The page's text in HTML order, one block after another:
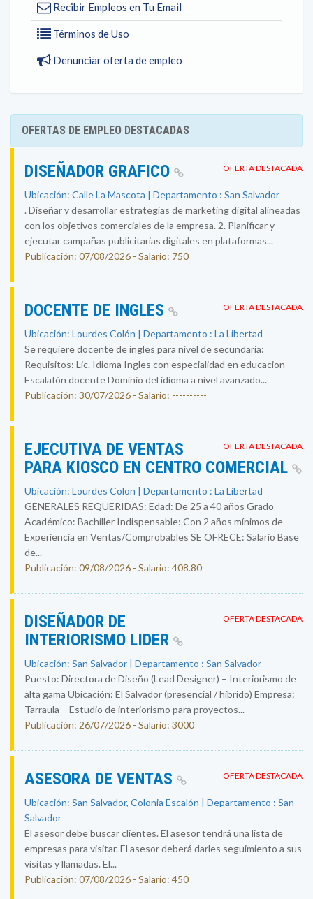
Recibir Empleos en Tu Email
Términos de Uso
Denunciar oferta de empleo
OFERTAS DE EMPLEO DESTACADAS
OFERTA DESTACADA
DISEÑADOR GRAFICO
Ubicación: Calle La Mascota | Departamento : San Salvador
. Diseñar y desarrollar estrategias de marketing digital alineadas
con los objetivos comerciales de la empresa. 2. Planificar y
ejecutar campañas publicitarias digitales en plataformas...
Publicación: 07/08/2026 - Salario: 750
OFERTA DESTACADA
DOCENTE DE INGLES
Ubicación: Lourdes Colón | Departamento : La Libertad
Se requiere docente de ingles para nivel de secundaria:
Requisitos: Lic. Idioma Ingles con especialidad en educacion
Escalafón docente Dominio del idioma a nivel avanzado...
Publicación: 30/07/2026 - Salario: ----------
OFERTA DESTACADA
EJECUTIVA DE VENTAS
PARA KIOSCO EN CENTRO COMERCIAL
Ubicación: Lourdes Colon | Departamento : La Libertad
GENERALES REQUERIDAS: Edad: De 25 a 40 años Grado
Académico: Bachiller Indispensable: Con 2 años mínimos de
Experiencia en Ventas/Comprobables SE OFRECE: Salario Base
de...
Publicación: 09/08/2026 - Salario: 408.80
OFERTA DESTACADA
DISEÑADOR DE
INTERIORISMO LIDER
Ubicación: San Salvador | Departamento : San Salvador
Puesto: Directora de Diseño (Lead Designer) – Interiorismo de
alta gama Ubicación: El Salvador (presencial / híbrido) Empresa:
Tarraula – Estudio de interiorismo para proyectos...
Publicación: 26/07/2026 - Salario: 3000
OFERTA DESTACADA
ASESORA DE VENTAS
Ubicación: San Salvador, Colonia Escalón | Departamento : San
Salvador
El asesor debe buscar clientes. El asesor tendrá una lista de
empresas para visitar. El asesor deberá darles seguimiento a sus
visitas y llamadas. El...
Publicación: 07/08/2026 - Salario: 450